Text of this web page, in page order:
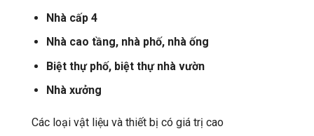
Nhà cấp 4
Nhà cao tầng, nhà phố, nhà ống
Biệt thự phố, biệt thự nhà vườn
Nhà xưởng
Các loại vật liệu và thiết bị có giá trị cao